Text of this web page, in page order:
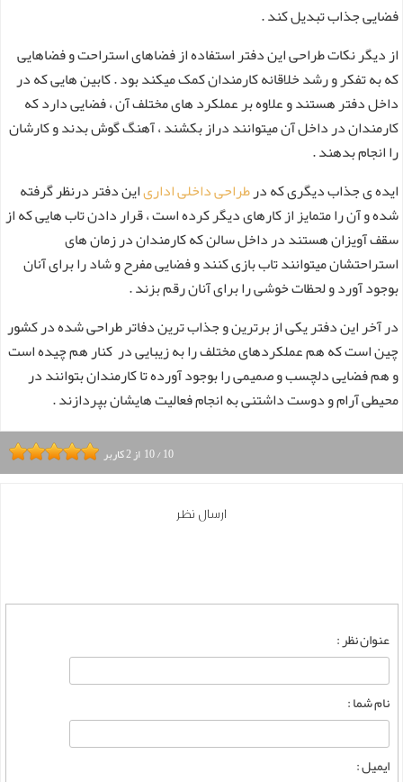
فضایی جذاب تبدیل کند .
از دیگر نکات طراحی این دفتر استفاده از فضاهای استراحت و فضاهایی
که به تفکر و رشد خلاقانه کارمندان کمک میکند بود . کابین هایی که در
داخل دفتر هستند و علاوه بر عملکرد های مختلف آن ، فضایی دارد که
کارمندان در داخل آن میتوانند دراز بکشند ، آهنگ گوش بدند و کارشان
را انجام بدهند .
ایده ی جذاب دیگری که درطراحی داخلی اداریاین دفتر درنظر گرفته
شده و آن را متمایز از کارهای دیگر کرده است ، قرار دادن تاب هایی که از
سقف آویزان هستند در داخل سالن که کارمندان در زمان های
استراحتشان میتوانند تاب بازی کنند و فضایی مفرح و شاد را برای آنان
بوجود آورد و لحظات خوشی را برای آنان رقم بزند .
در آخر این دفتر یکی از برترین و جذاب ترین دفاتر طراحی شده در کشور
چین است که هم عملکردهای مختلف را به زیبایی در کنار هم چیده است
و هم فضایی دلچسب و صمیمی را بوجود آورده تا کارمندان بتوانند در
محیطی آرام و دوست داشتنی به انجام فعالیت هایشان بپردازند .
10/10 از2کاربر
ارسال نظر
عنوان نظر :
نام شما :
ایمیل :